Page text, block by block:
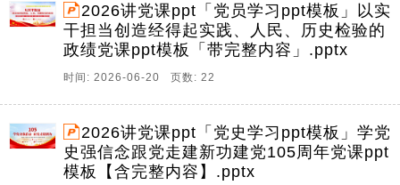
2026讲党课ppt「党员学习ppt模板」以实
干担当创造经得起实践、人民、历史检验的
政绩党课ppt模板「带完整内容」.pptx
时间: 2026-06-20 页数: 22
2026讲党课ppt「党史学习ppt模板」学党
史强信念跟党走建新功建党105周年党课ppt
模板【含完整内容】.pptx